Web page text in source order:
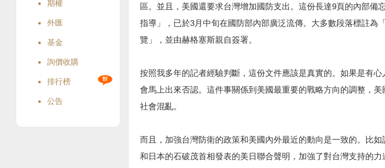
期權
外匯
基金
詢價收購
排行榜
公告
區。並且，美國還要求台灣增加國防支出。這份長達9頁的內部備
指導」，已於3月中旬在國防部內部廣泛流傳。大多數段落標註為
覽」，並由赫格塞斯親自簽署。
按照我多年的記者經驗判斷，這份文件應該是真實的。如果是有
會馬上出來否認。這件事關係到美國最重要的戰略方向的調整，
社會混亂。
而且，加強台灣防衛的政策和美國內外最近的動向是一致的。比
和日本的石破茂首相發表的美日聯合聲明，加強了對台灣支持的